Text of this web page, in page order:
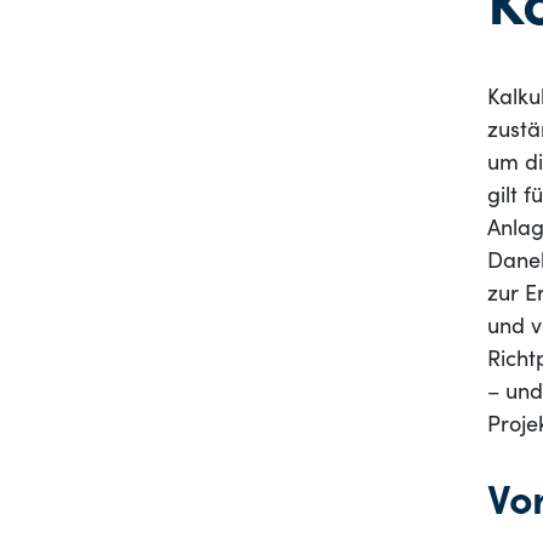
um
gilt
zur
und
–